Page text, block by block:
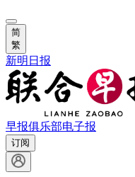
简
繁
新明日报
早报俱乐部电子报
订阅